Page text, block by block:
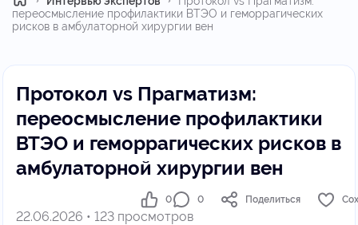
переосмысление профилактики ВТЭО и геморрагических
рисков в амбулаторной хирургии вен
Протокол vs Прагматизм:
переосмысление профилактики
ВТЭО и геморрагических рисков в
амбулаторной хирургии вен
22.06.2026 • 123 просмотров
0 0 Поделиться